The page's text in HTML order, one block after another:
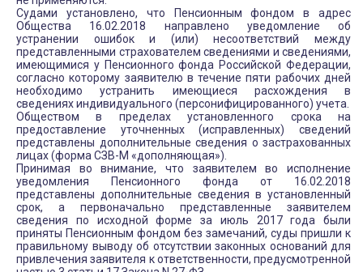
Судами установлено, что Пенсионным фондом в адрес
Общества 16.02.2018 направлено уведомление об
устранении ошибок и (или) несоответствий между
представленными страхователем сведениями и сведениями,
имеющимися у Пенсионного фонда Российской Федерации,
согласно которому заявителю в течение пяти рабочих дней
необходимо устранить имеющиеся расхождения в
сведениях индивидуального (персонифицированного) учета.
Обществом в пределах установленного срока на
предоставление уточненных (исправленных) сведений
представлены дополнительные сведения о застрахованных
лицах (форма СЗВ-М «дополняющая»).
Принимая во внимание, что заявителем во исполнение
уведомления Пенсионного фонда от 16.02.2018
представлены дополнительные сведения в установленный
срок, а первоначально представленные заявителем
сведения по исходной форме за июль 2017 года были
приняты Пенсионным фондом без замечаний, суды пришли к
правильному выводу об отсутствии законных оснований для
привлечения заявителя к ответственности, предусмотренной